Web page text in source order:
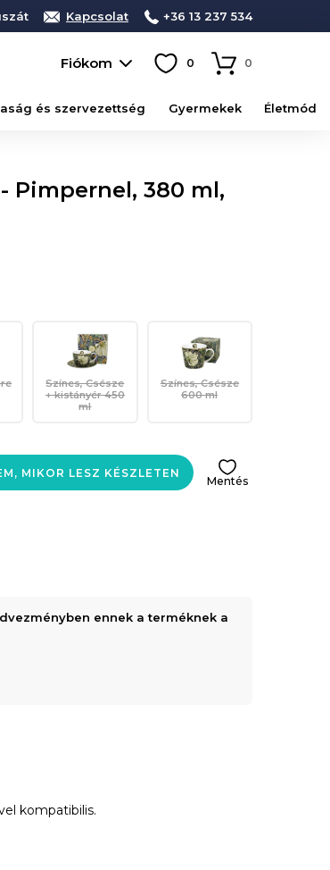
Kapcsolat +36 13 237 534
Fiókom 0 0
és szervezettség Gyermekek Életmód
Pimpernel, 380 ml,
Színes, Csésze
+ kistányér 450
ml
Színes, Csésze
600 ml
MIKOR LESZ KÉSZLETEN
Mentés
ennek a terméknek a
kompatibilis.